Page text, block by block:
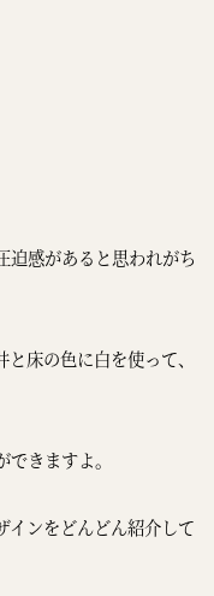
迫感があると思われがち
床の色に白を使って、
きますよ。
インをどんどん紹介して